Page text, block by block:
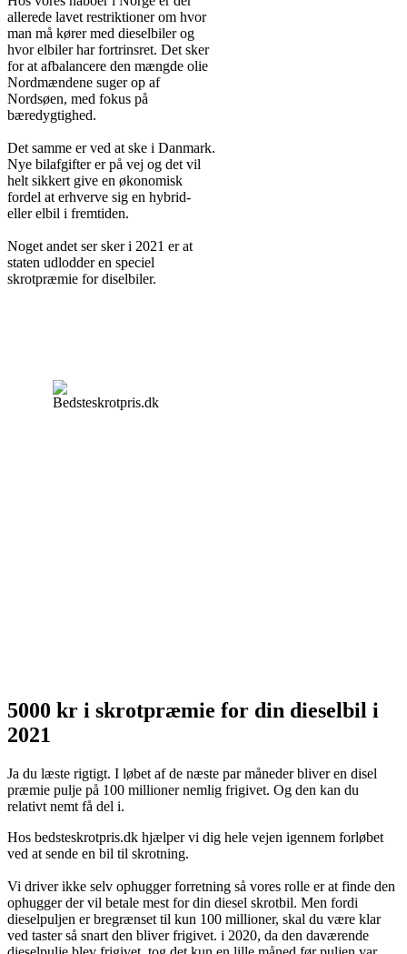
allerede lavet restriktioner om hvor
man må kører med dieselbiler og
hvor elbiler har fortrinsret. Det sker
for at afbalancere den mængde olie
Nordmændene suger op af
Nordsøen, med fokus på
bæredygtighed.
Det samme er ved at ske i Danmark.
Nye bilafgifter er på vej og det vil
helt sikkert give en økonomisk
fordel at erhverve sig en hybrid-
eller elbil i fremtiden.
Noget andet ser sker i 2021 er at
staten udlodder en speciel
skrotpræmie for diselbiler.
5000 kr i skrotpræmie for din dieselbil i
2021
Ja du læste rigtigt. I løbet af de næste par måneder bliver en disel
præmie pulje på 100 millioner nemlig frigivet. Og den kan du
relativt nemt få del i.
Hos bedsteskrotpris.dk hjælper vi dig hele vejen igennem forløbet
ved at sende en bil til skrotning.
Vi driver ikke selv ophugger forretning så vores rolle er at finde den
ophugger der vil betale mest for din diesel skrotbil. Men fordi
dieselpuljen er bregrænset til kun 100 millioner, skal du være klar
ved taster så snart den bliver frigivet. i 2020, da den daværende